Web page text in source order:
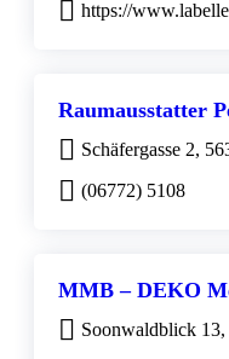
https://
Raumausstatter
Schäfergasse 2,
(06772) 5108
MMB – DEKO
Soonwaldblick